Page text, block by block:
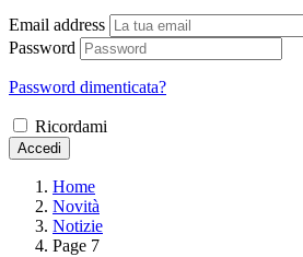
Email address
Password
Password dimenticata?
Ricordami
Accedi
Home
Novità
Notizie
Page 7